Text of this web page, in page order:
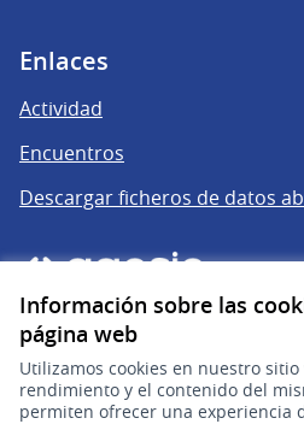
Información sobre las
página web
Utilizamos cookies en nuestro
rendimiento y el contenido del
permiten ofrecer una experiencia
Enlaces
Actividad
Encuentros
Descargar ficheros de datos